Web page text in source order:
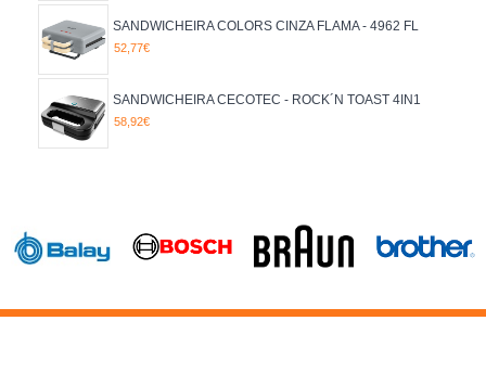
SANDWICHEIRA COLORS CINZA FLAMA - 4962 FL
52,77€
SANDWICHEIRA CECOTEC - ROCK´N TOAST 4IN1
58,92€